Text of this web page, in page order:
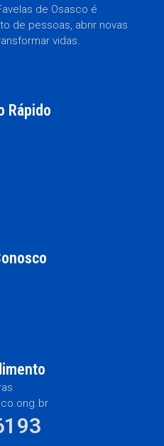
de Osasco é
de pessoas, abrir novas
vidas.
Rápido